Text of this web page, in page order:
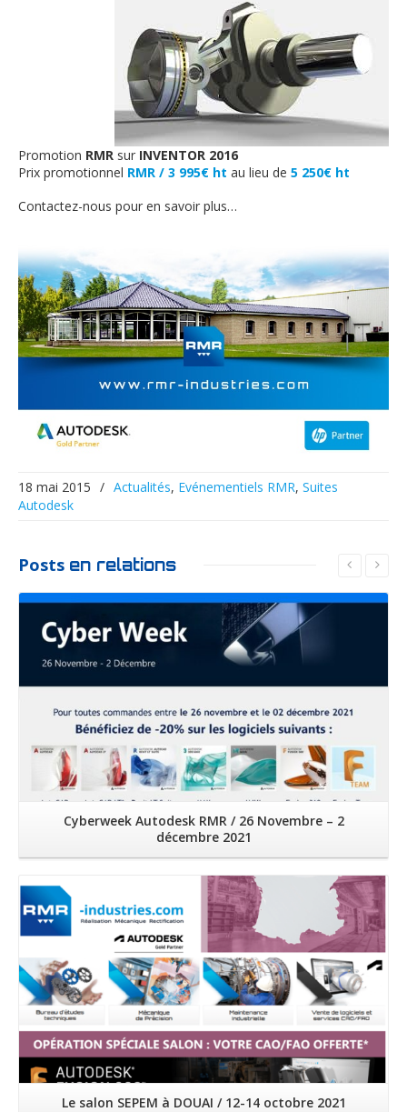
Promotion RMR sur INVENTOR 2016
Prix promotionnel RMR / 3 995€ ht au lieu de 5 250€ ht
Contactez-nous pour en savoir plus…
18 mai 2015 / Actualités, Evénementiels RMR, Suites
Autodesk
Posts en relations
Lire la suite
Cyberweek Autodesk RMR / 26 Novembre – 2
décembre 2021
Lire la suite
Le salon SEPEM à DOUAI / 12-14 octobre 2021